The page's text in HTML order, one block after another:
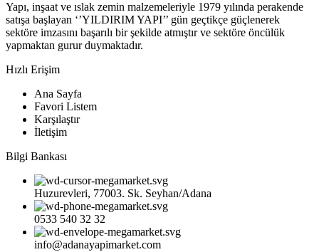
Yapı, inşaat ve ıslak zemin malzemeleriyle 1979 yılında perakende
satışa başlayan ‘’YILDIRIM YAPI’’ gün geçtikçe güçlenerek
sektöre imzasını başarılı bir şekilde atmıştır ve sektöre öncülük
yapmaktan gurur duymaktadır.
Hızlı Erişim
Ana Sayfa
Favori Listem
Karşılaştır
İletişim
Bilgi Bankası
Huzurevleri, 77003. Sk. Seyhan/Adana
0533 540 32 32
info@adanayapimarket.com